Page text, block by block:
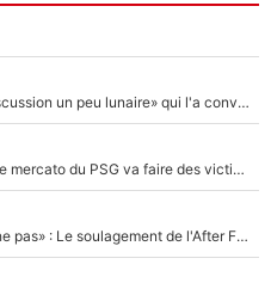
Transfert de Bradley Barcola : La «discussion un peu lunaire» qui l'a convaincu de quitter le PSG, son entourage est pointé du doigt
«Ça peut attirer des bons joueurs» : Le mercato du PSG va faire des victimes dans l'effectif de Luis Enrique ?
«C’est une bonne chose qu’il ne vienne pas» : Le soulagement de l'After Foot après le transfert avorté de Yan Diomandé au PSG